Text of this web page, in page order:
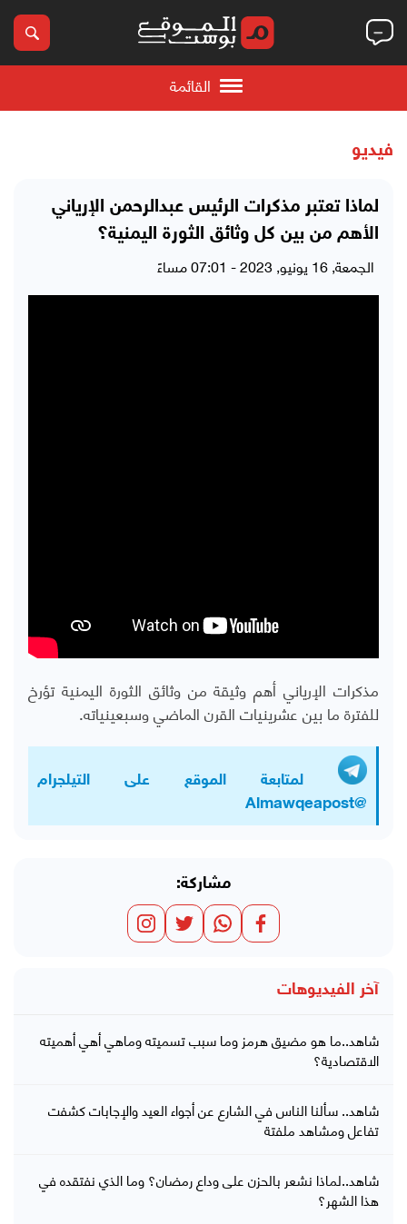
القائمة
فيديو
لماذا تعتبر مذكرات الرئيس عبدالرحمن الإرياني
الأهم من بين كل وثائق الثورة اليمنية؟
الجمعة, 16 يونيو, 2023 - 07:01 مساءً
مذكرات الإرياني أهم وثيقة من وثائق الثورة اليمنية تؤرخ
للفترة ما بين عشرينيات القرن الماضي وسبعينياته.
لمتابعة الموقع على التيلجرام
@Almawqeapost
مشاركة:
آخر الفيديوهات
شاهد..ما هو مضيق هرمز وما سبب تسميته وماهي أهي أهميته
الاقتصادية؟
شاهد.. سألنا الناس في الشارع عن أجواء العيد والإجابات كشفت
تفاعل ومشاهد ملفتة
شاهد..لماذا نشعر بالحزن على وداع رمضان؟ وما الذي نفتقده في
هذا الشهر؟